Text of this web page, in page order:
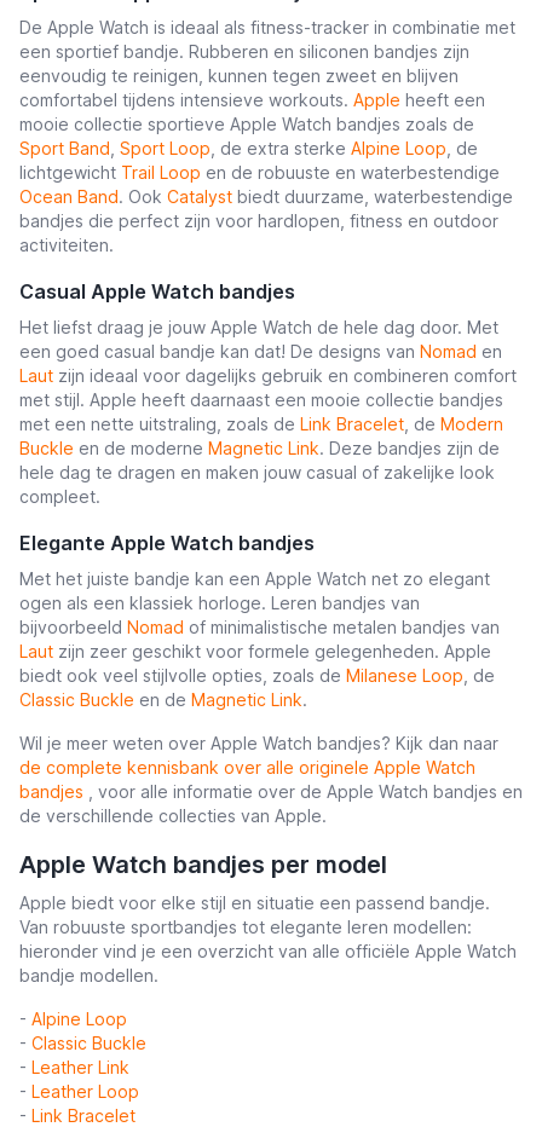
De Apple Watch is ideaal als fitness-tracker in combinatie met
een sportief bandje. Rubberen en siliconen bandjes zijn
eenvoudig te reinigen, kunnen tegen zweet en blijven
comfortabel tijdens intensieve workouts. Apple heeft een
mooie collectie sportieve Apple Watch bandjes zoals de
Sport Band Sport Loop , de extra sterke Alpine Loop , de
lichtgewicht Trail Loop en de robuuste en waterbestendige
Ocean Band. Ook Catalyst biedt duurzame, waterbestendige
bandjes die perfect zijn voor hardlopen, fitness en outdoor
activiteiten.
Casual Apple Watch bandjes
Het liefst draag je jouw Apple Watch de hele dag door. Met
een goed casual bandje kan dat! De designs van Nomad en
Laut zijn ideaal voor dagelijks gebruik en combineren comfort
met stijl. Apple heeft daarnaast een mooie collectie bandjes
met een nette uitstraling, zoals de Link Bracelet , de Modern
Buckle en de moderne Magnetic Link. Deze bandjes zijn de
hele dag te dragen en maken jouw casual of zakelijke look
compleet.
Elegante Apple Watch bandjes
Met het juiste bandje kan een Apple Watch net zo elegant
ogen als een klassiek horloge. Leren bandjes van
bijvoorbeeld Nomad of minimalistische metalen bandjes van
Laut zijn zeer geschikt voor formele gelegenheden. Apple
biedt ook veel stijlvolle opties, zoals de Milanese Loop , de
Classic Buckle en de Magnetic Link.
Wil je meer weten over Apple Watch bandjes? Kijk dan naar
de complete kennisbank over alle originele Apple Watch
bandjes
, voor alle informatie over de Apple Watch bandjes en
de verschillende collecties van Apple.
Apple Watch bandjes per model
Apple biedt voor elke stijl en situatie een passend bandje.
Van robuuste sportbandjes tot elegante leren modellen:
hieronder vind je een overzicht van alle officiële Apple Watch
bandje modellen.
- Alpine Loop
- Classic Buckle
- Leather Link
- Leather Loop
- Link Bracelet